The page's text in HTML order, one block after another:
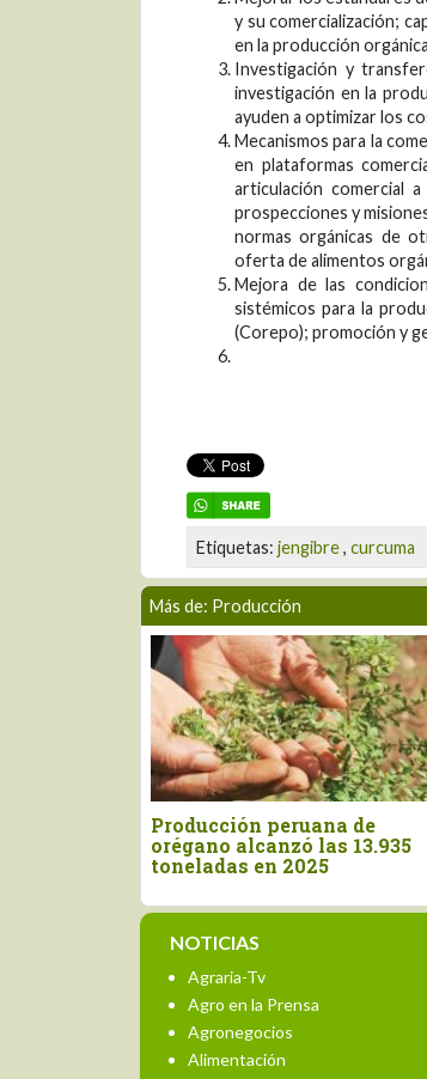
y su comercialización;
en la producción
Investigación y
investigación en la
ayuden a optimizar los
Mecanismos para la
en plataformas
articulación comercial
prospecciones y
normas orgánicas de
oferta de alimentos
Mejora de las
sistémicos para la
(Corepo); promoción y
Etiquetas: jengibre, curcuma
Más de: Producción
Producción peruana de
orégano alcanzó las 13.935
toneladas en 2025
NOTICIAS
Agraria-Tv
Agro en la Prensa
Agronegocios
Alimentación